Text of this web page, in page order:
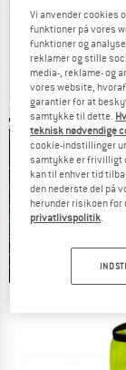
NOW
Vi anvender cookies
funktioner på vores
funktioner og
reklamer og stille
media-, reklame- og
vores website,
garantier for at
samtykke til dette.
teknisk nødvendige
cookie-indstillinger
samtykke er frivilligt
kan til enhver tid
den nederste del på
herunder risikoen
privatlivspolitik.